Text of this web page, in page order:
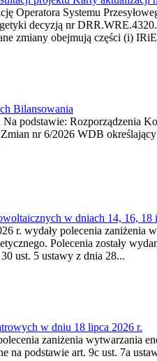
Operatora Systemu
decyzją nr
zmiany obejmują części (i)
Bilansowania
podstawie: Rozporządzenia
nr 6/2026 WDB
w dniach 14, 16, 18
r. wydały polecenia zaniżenia
Polecenia zostały
ust. 5 ustawy z dnia 28...
w dniu 18 lipca 2026 r.
zaniżenia wytwarzania
na podstawie art. 9c ust. 7a